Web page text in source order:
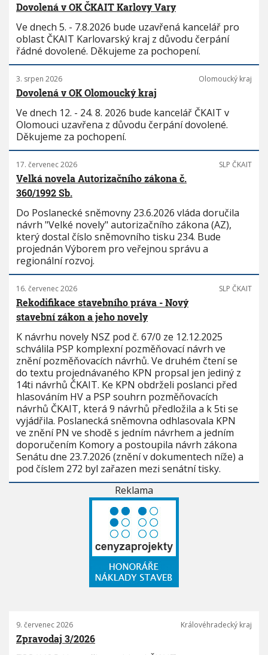
Dovolená v OK ČKAIT Karlovy Vary
Ve dnech 5. - 7.8.2026 bude uzavřená kancelář pro
oblast ČKAIT Karlovarský kraj z důvodu čerpání
řádné dovolené. Děkujeme za pochopení.
3. srpen 2026 Olomoucký kraj
Dovolená v OK Olomoucký kraj
Ve dnech 12. - 24. 8. 2026 bude kancelář ČKAIT v
Olomouci uzavřena z důvodu čerpání dovolené.
Děkujeme za pochopení.
17. červenec 2026 SLP ČKAIT
Velká novela Autorizačního zákona č.
360/1992 Sb.
Do Poslanecké sněmovny 23.6.2026 vláda doručila
návrh "Velké novely" autorizačního zákona (AZ),
který dostal číslo sněmovního tisku 234. Bude
projednán Výborem pro veřejnou správu a
regionální rozvoj.
16. červenec 2026 SLP ČKAIT
Rekodifikace stavebního práva - Nový
stavební zákon a jeho novely
K návrhu novely NSZ pod č. 67/0 ze 12.12.2025
schválila PSP komplexní pozměňovací návrh ve
znění pozměňovacích návrhů. Ve druhém čtení se
do textu projednávaného KPN propsal jen jediný z
14ti návrhů ČKAIT. Ke KPN obdrželi poslanci před
hlasováním HV a PSP souhrn pozměňovacích
návrhů ČKAIT, která 9 návrhů předložila a k 5ti se
vyjádřila. Poslanecká sněmovna odhlasovala KPN
ve znění PN ve shodě s jedním návrhem a jedním
doporučením Komory a postoupila návrh zákona
Senátu dne 23.7.2026 (znění v dokumentech níže) a
pod číslem 272 byl zařazen mezi senátní tisky.
Reklama
9. červenec 2026 Královéhradecký kraj
Zpravodaj 3/2026